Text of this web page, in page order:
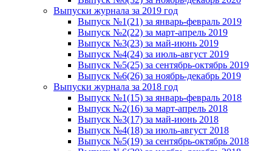
Выпуски журнала за 2019 год
Выпуск №1(21) за январь-февраль 2019
Выпуск №2(22) за март-апрель 2019
Выпуск №3(23) за май-июнь 2019
Выпуск №4(24) за июль-август 2019
Выпуск №5(25) за сентябрь-октябрь 2019
Выпуск №6(26) за ноябрь-декабрь 2019
Выпуски журнала за 2018 год
Выпуск №1(15) за январь-февраль 2018
Выпуск №2(16) за март-апрель 2018
Выпуск №3(17) за май-июнь 2018
Выпуск №4(18) за июль-август 2018
Выпуск №5(19) за сентябрь-октябрь 2018